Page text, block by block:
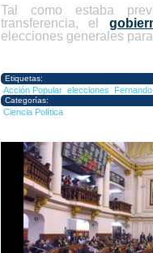
Tal como estaba
transferencia, el
elecciones generales
Etiquetas:
Acción Popular elecciones
Categorías:
Ciencia Política